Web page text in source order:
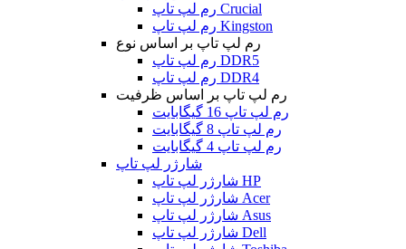
رم لپ تاپ Crucial
رم لپ تاپ Kingston
رم لپ تاپ بر اساس نوع
رم لپ تاپ DDR5
رم لپ تاپ DDR4
رم لپ تاپ بر اساس ظرفیت
رم لپ تاپ 16 گیگابایت
رم لپ تاپ 8 گیگابایت
رم لپ تاپ 4 گیگابایت
شارژر لپ تاپ
شارژر لپ تاپ HP
شارژر لپ تاپ Acer
شارژر لپ تاپ Asus
شارژر لپ تاپ Dell